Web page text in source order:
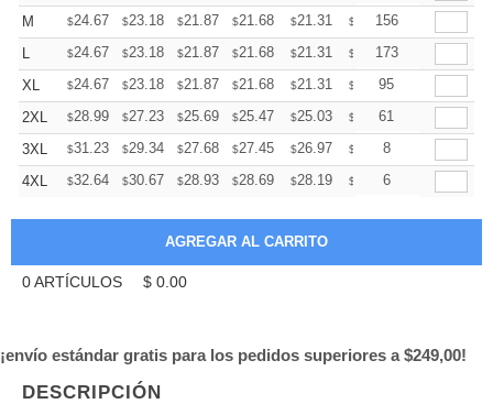
M
$24.67 $23.18 $21.87 $21.68 $21.31 $ 21.12
156
L
$24.67 $23.18 $21.87 $21.68 $21.31 $ 21.12
173
XL
$24.67 $23.18 $21.87 $21.68 $21.31 $ 21.12
95
2XL
$28.99 $27.23 $25.69 $25.47 $25.03 $ 24.81
61
3XL
$31.23 $29.34 $27.68 $27.45 $26.97 $ 26.74
8
4XL
$32.64 $30.67 $28.93 $28.69 $28.19 $ 27.94
6
0ARTÍCULOS $ 0.00
¡envío estándar gratis para los pedidos superiores a $249,00!
DESCRIPCIÓN